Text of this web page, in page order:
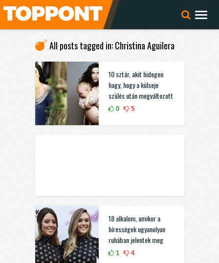
All posts tagged in: Christina Aguilera
10 sztár, akit hidegen
hagy, hogy a külseje
szülés után megváltozott
0 5
18 alkalom, amikor a
hírességek ugyanolyan
ruhában jelentek meg
1 4